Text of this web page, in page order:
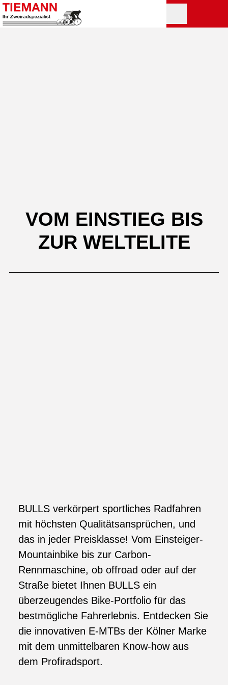
VOM EINSTIEG BIS
ZUR WELTELITE
BULLS verkörpert sportliches Radfahren
mit höchsten Qualitätsansprüchen, und
das in jeder Preisklasse! Vom Einsteiger-
Mountainbike bis zur Carbon-
Rennmaschine, ob offroad oder auf der
Straße bietet Ihnen BULLS ein
überzeugendes Bike-Portfolio für das
bestmögliche Fahrerlebnis. Entdecken Sie
die innovativen E-MTBs der Kölner Marke
mit dem unmittelbaren Know-how aus
dem Profiradsport.